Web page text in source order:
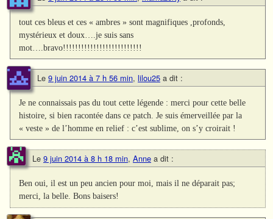
tout ces bleus et ces « ambres » sont magnifiques ,profonds,
mystérieux et doux….je suis sans
mot….bravo!!!!!!!!!!!!!!!!!!!!!!!!!!
Le 9 juin 2014 à 7 h 56 min, lilou25 a dit :
Je ne connaissais pas du tout cette légende : merci pour cette belle
histoire, si bien racontée dans ce patch. Je suis émerveillée par la
« veste » de l’homme en relief : c’est sublime, on s’y croirait !
Le 9 juin 2014 à 8 h 18 min, Anne a dit :
Ben oui, il est un peu ancien pour moi, mais il ne déparait pas;
merci, la belle. Bons baisers!